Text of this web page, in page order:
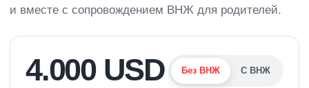
и вместе с сопровождением ВНЖ для родителей.
4.000 USD Без ВНЖ С ВНЖ